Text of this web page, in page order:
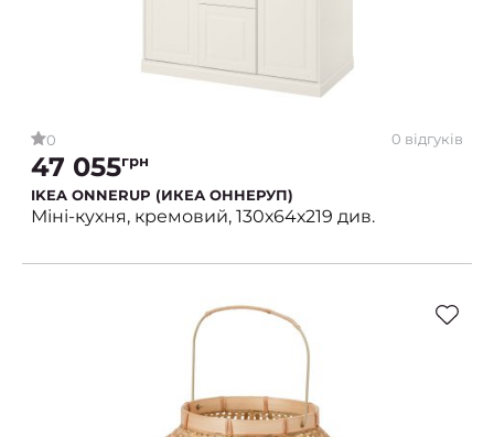
0 0 відгуків
47 055грн
IKEA ONNERUP (ИКЕА ОННЕРУП)
Міні-кухня, кремовий, 130х64х219 див.